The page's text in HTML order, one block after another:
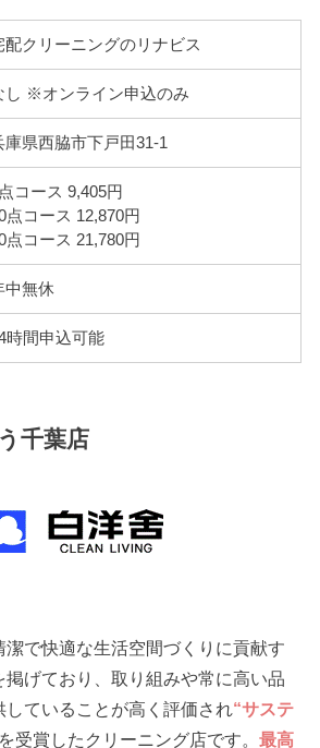
配クリーニングのリナビス
し ※オンライン申込のみ
庫県西脇市下戸田31-1
コース 9,405円
点コース 12,870円
点コース 21,780円
中無休
時間申込可能
千葉店
潔で快適な生活空間づくりに貢献す
掲げており、取り組みや常に高い品
していることが高く評価され“サステ
を受賞したクリーニング店です。最高